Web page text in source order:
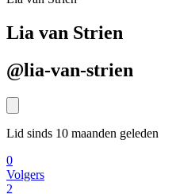
Lia van Strien
@lia-van-strien
Lid sinds 10 maanden geleden
0
Volgers
2